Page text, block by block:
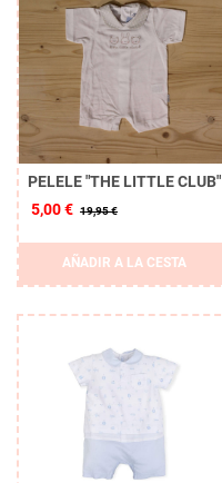
PELELE "THE LITTLE CLUB"
5,00 € 19,95 €
AÑADIR A LA CESTA